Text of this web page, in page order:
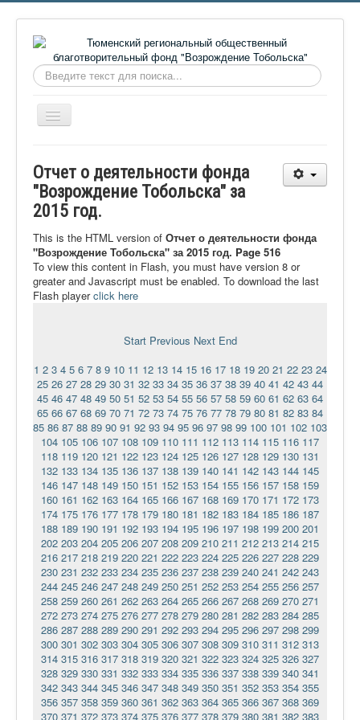
Искать...
Включить/
выключить
О фонде
Онлайн библиотека
Видеоматериалы
Контакты
Сайт проекта Достоевский
Отчет о деятельности фонда
"Возрождение Тобольска" за
2015 год.
This is the HTML version of Отчет о деятельности фонда
"Возрождение Тобольска" за 2015 год. Page 516
To view this content in Flash, you must have version 8 or
greater and Javascript must be enabled. To download the last
Flash playerclick here
Start Previous Next End
1 2 3 4 5 6 7 8 9 10 11 12 13 14 15 16 17 18 19 20 21 22 23 24
25 26 27 28 29 30 31 32 33 34 35 36 37 38 39 40 41 42 43 44
45 46 47 48 49 50 51 52 53 54 55 56 57 58 59 60 61 62 63 64
65 66 67 68 69 70 71 72 73 74 75 76 77 78 79 80 81 82 83 84
85 86 87 88 89 90 91 92 93 94 95 96 97 98 99 100 101 102 103
104 105 106 107 108 109 110 111 112 113 114 115 116 117
118 119 120 121 122 123 124 125 126 127 128 129 130 131
132 133 134 135 136 137 138 139 140 141 142 143 144 145
146 147 148 149 150 151 152 153 154 155 156 157 158 159
160 161 162 163 164 165 166 167 168 169 170 171 172 173
174 175 176 177 178 179 180 181 182 183 184 185 186 187
188 189 190 191 192 193 194 195 196 197 198 199 200 201
202 203 204 205 206 207 208 209 210 211 212 213 214 215
216 217 218 219 220 221 222 223 224 225 226 227 228 229
230 231 232 233 234 235 236 237 238 239 240 241 242 243
244 245 246 247 248 249 250 251 252 253 254 255 256 257
258 259 260 261 262 263 264 265 266 267 268 269 270 271
272 273 274 275 276 277 278 279 280 281 282 283 284 285
286 287 288 289 290 291 292 293 294 295 296 297 298 299
300 301 302 303 304 305 306 307 308 309 310 311 312 313
314 315 316 317 318 319 320 321 322 323 324 325 326 327
328 329 330 331 332 333 334 335 336 337 338 339 340 341
342 343 344 345 346 347 348 349 350 351 352 353 354 355
356 357 358 359 360 361 362 363 364 365 366 367 368 369
370 371 372 373 374 375 376 377 378 379 380 381 382 383